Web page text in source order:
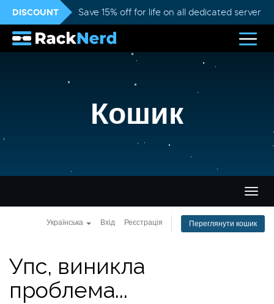
DISCOUNT Save 15% off for life on all dedicated servers
Кошик
Українська Вхід Реєстрація Переглянути кошик
Упс, виникла
проблема...